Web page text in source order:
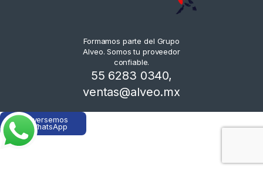
Formamos parte del Grupo
Alveo. Somos tu proveedor
confiable.
55 6283 0340,
ventas@alveo.mx
Conversemos
en WhatsApp